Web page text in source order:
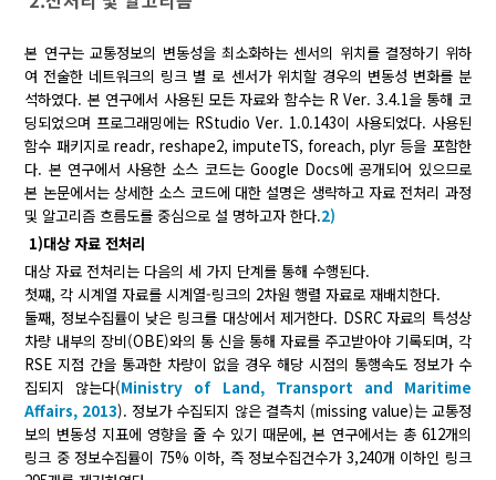
본 연구는 교통정보의 변동성을 최소화하는 센서의 위치를 결정하기 위하
여 전술한 네트워크의 링크 별 로 센서가 위치할 경우의 변동성 변화를 분
석하였다. 본 연구에서 사용된 모든 자료와 함수는 R Ver. 3.4.1을 통해 코
딩되었으며 프로그래밍에는 RStudio Ver. 1.0.143이 사용되었다. 사용된
함수 패키지로 readr, reshape2, imputeTS, foreach, plyr 등을 포함한
다. 본 연구에서 사용한 소스 코드는 Google Docs에 공개되어 있으므로
본 논문에서는 상세한 소스 코드에 대한 설명은 생략하고 자료 전처리 과정
및 알고리즘 흐름도를 중심으로 설 명하고자 한다.2)
1)대상 자료 전처리
대상 자료 전처리는 다음의 세 가지 단계를 통해 수행된다.
첫쨰, 각 시계열 자료를 시계열-링크의 2차원 행렬 자료로 재배치한다.
둘째, 정보수집률이 낮은 링크를 대상에서 제거한다. DSRC 자료의 특성상
차량 내부의 장비(OBE)와의 통 신을 통해 자료를 주고받아야 기록되며, 각
RSE 지점 간을 통과한 차량이 없을 경우 해당 시점의 통행속도 정보가 수
집되지 않는다(Ministry of Land, Transport and Maritime
Affairs, 2013). 정보가 수집되지 않은 결측치 (missing value)는 교통정
보의 변동성 지표에 영향을 줄 수 있기 때문에, 본 연구에서는 총 612개의
링크 중 정보수집률이 75% 이하, 즉 정보수집건수가 3,240개 이하인 링크